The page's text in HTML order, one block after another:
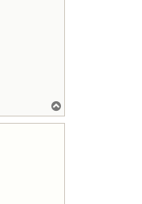
a